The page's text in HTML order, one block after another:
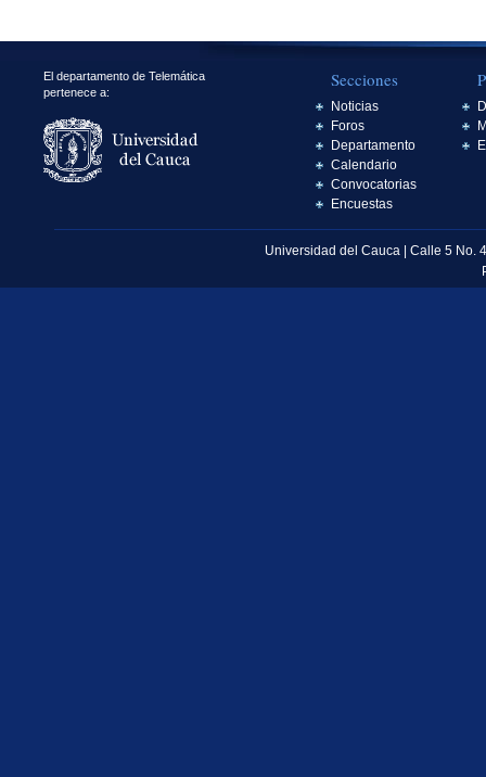
El departamento de Telemática
pertenece a:
Secciones
Noticias
Foros
Departamento
Calendario
Convocatorias
Encuestas
Universidad del Cauca | Calle 5 No.